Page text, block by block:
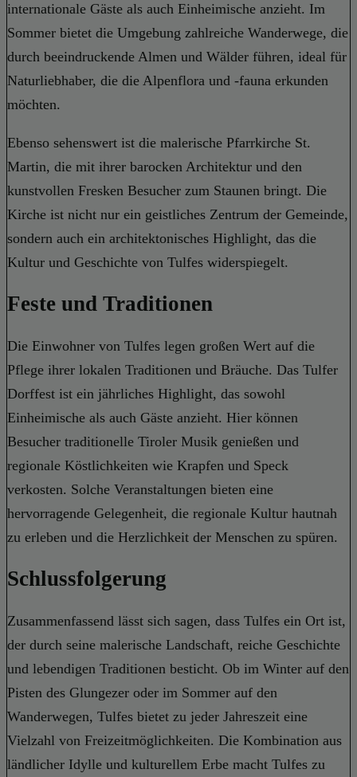
internationale Gäste als auch Einheimische anzieht. Im
Sommer bietet die Umgebung zahlreiche Wanderwege, die
durch beeindruckende Almen und Wälder führen, ideal für
Naturliebhaber, die die Alpenflora und -fauna erkunden
möchten.
Ebenso sehenswert ist die malerische Pfarrkirche St.
Martin, die mit ihrer barocken Architektur und den
kunstvollen Fresken Besucher zum Staunen bringt. Die
Kirche ist nicht nur ein geistliches Zentrum der Gemeinde,
sondern auch ein architektonisches Highlight, das die
Kultur und Geschichte von Tulfes widerspiegelt.
Feste und Traditionen
Die Einwohner von Tulfes legen großen Wert auf die
Pflege ihrer lokalen Traditionen und Bräuche. Das Tulfer
Dorffest ist ein jährliches Highlight, das sowohl
Einheimische als auch Gäste anzieht. Hier können
Besucher traditionelle Tiroler Musik genießen und
regionale Köstlichkeiten wie Krapfen und Speck
verkosten. Solche Veranstaltungen bieten eine
hervorragende Gelegenheit, die regionale Kultur hautnah
zu erleben und die Herzlichkeit der Menschen zu spüren.
Schlussfolgerung
Zusammenfassend lässt sich sagen, dass Tulfes ein Ort ist,
der durch seine malerische Landschaft, reiche Geschichte
und lebendigen Traditionen besticht. Ob im Winter auf den
Pisten des Glungezer oder im Sommer auf den
Wanderwegen, Tulfes bietet zu jeder Jahreszeit eine
Vielzahl von Freizeitmöglichkeiten. Die Kombination aus
ländlicher Idylle und kulturellem Erbe macht Tulfes zu